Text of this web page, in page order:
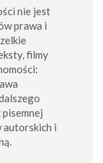
nie jest
prawa i
filmy
autorskich i